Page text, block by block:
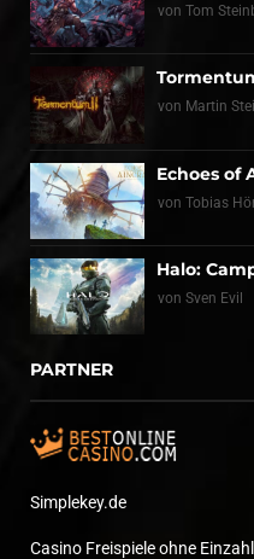
von Tom
von Martin
Echoes of
von Tobias
Halo:
von Sven Evil
PARTNER
Simplekey.de
Casino Freispiele ohne